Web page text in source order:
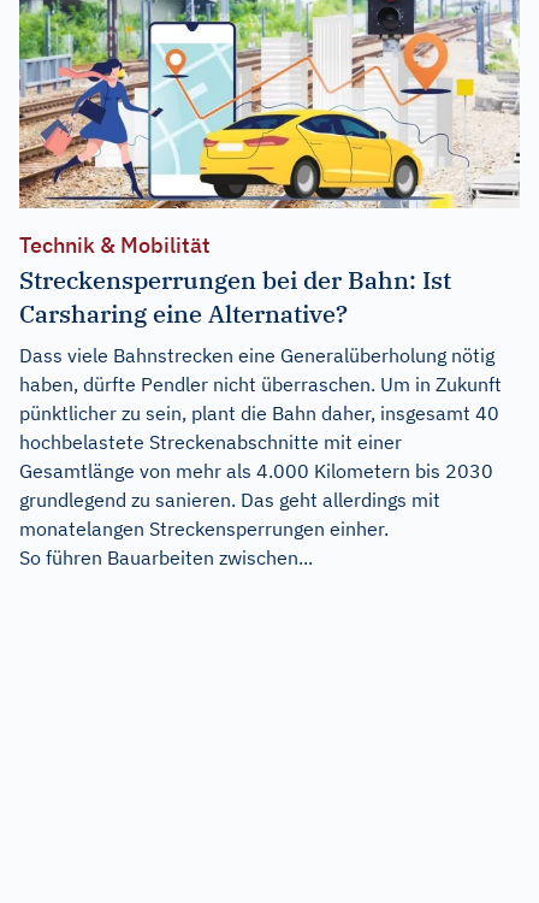
Technik & Mobilität
Streckensperrungen bei der Bahn: Ist
Carsharing eine Alternative?
Dass viele Bahnstrecken eine Generalüberholung nötig
haben, dürfte Pendler nicht überraschen. Um in Zukunft
pünktlicher zu sein, plant die Bahn daher, insgesamt 40
hochbelastete Streckenabschnitte mit einer
Gesamtlänge von mehr als 4.000 Kilometern bis 2030
grundlegend zu sanieren. Das geht allerdings mit
monatelangen Streckensperrungen einher.
So führen Bauarbeiten zwischen...